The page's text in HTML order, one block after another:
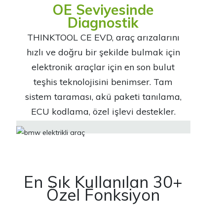
OE Seviyesinde
Diagnostik
THINKTOOL CE EVD, araç arızalarını
hızlı ve doğru bir şekilde bulmak için
elektronik araçlar için en son bulut
teşhis teknolojisini benimser. Tam
sistem taraması, akü paketi tanılama,
ECU kodlama, özel işlevi destekler.
En Sık Kullanılan 30+
Özel Fonksiyon